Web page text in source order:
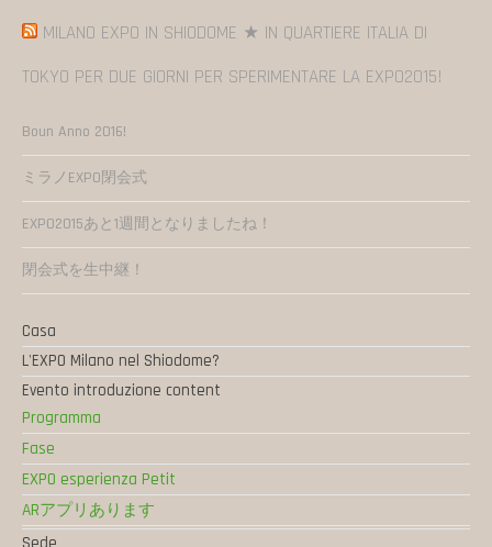
MILANO EXPO IN SHIODOME ★ IN QUARTIERE ITALIA DI
TOKYO PER DUE GIORNI PER SPERIMENTARE LA EXPO2015!
Boun Anno 2016!
ミラノEXPO閉会式
EXPO2015あと1週間となりましたね！
閉会式を生中継！
Casa
L'EXPO Milano nel Shiodome?
Evento introduzione content
Programma
Fase
EXPO esperienza Petit
ARアプリあります